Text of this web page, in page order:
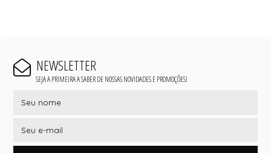
NEWSLETTER
SEJA A PRIMEIRA A SABER DE NOSSAS NOVIDADES E PROMOÇÕES!